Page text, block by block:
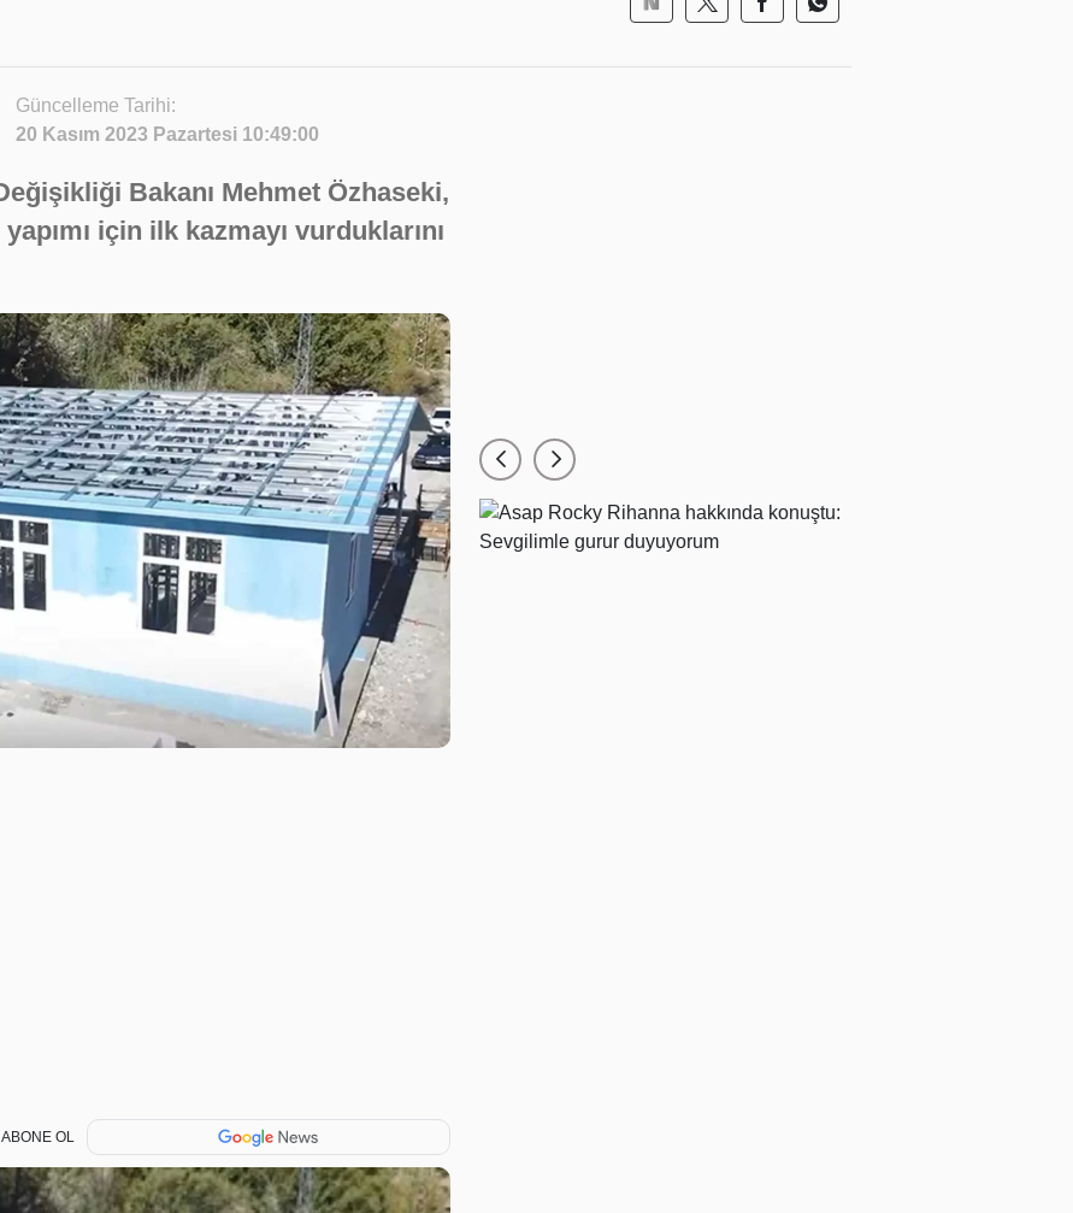
Güncelleme Tarihi:
20 Kasım 2023 Pazartesi 10:49:00
Bakanı Mehmet Özhaseki,
için ilk kazmayı vurduklarını
ABONE OL